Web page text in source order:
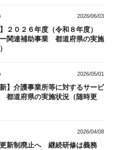
2026/06/03
】２０２６年度（令和８年度）
関連補助事業 都道府県の実施
2026/05/01
】介護事業所等に対するサービ
都道府県の実施状況（随時更
2026/04/08
新制廃止へ 継続研修は義務